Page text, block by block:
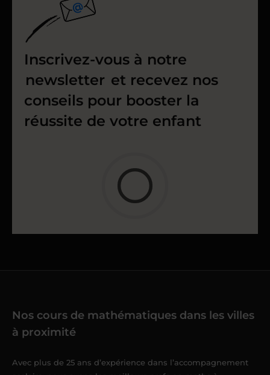
Inscrivez-vous à notre
newsletter et recevez nos
conseils pour booster la
réussite de votre enfant
Nos cours de mathématiques dans les villes
à proximité
Avec plus de 25 ans d’expérience dans l’accompagnement